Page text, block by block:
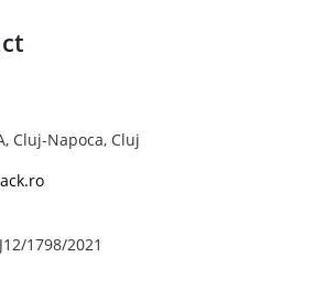
Cluj-Napoca, Cluj
1798/2021